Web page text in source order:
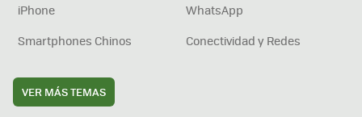
iPhone
WhatsApp
Smartphones Chinos
Conectividad y Redes
VER MÁS TEMAS